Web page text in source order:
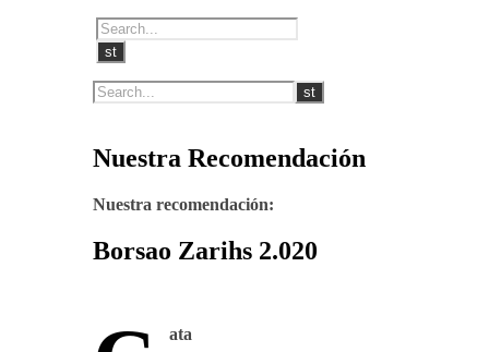
Nuestra Recomendación
Nuestra recomendación:
Borsao Zarihs 2.020
ata